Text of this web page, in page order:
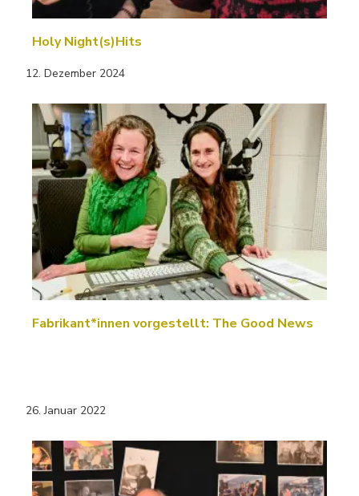
Holy Night(s)Hits
12. Dezember 2024
Fabrikant*innen vorgestellt: The Good News
26. Januar 2022